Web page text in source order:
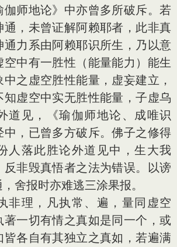
师地论》中亦曾多所破斥。若
通，未曾证解阿赖耶者，此非真
通力系由阿赖耶识所生，乃以意
中有一胜性（能量能力）能生
之虚空胜性能量，虚妄建立，
知虚空中实无胜性能量，子虚乌
道见，《瑜伽师地论、成唯识
中，已曾多方破斥。佛子之修得
人落此胜论外道见中，生大我
非毁真悟者之法为错误。以谤
舍报时亦难逃三涂果报。
非理，凡执常、遍，量同虚空
一切有情之真如是同一个，或
皆各自有其独立之真如，若遍满